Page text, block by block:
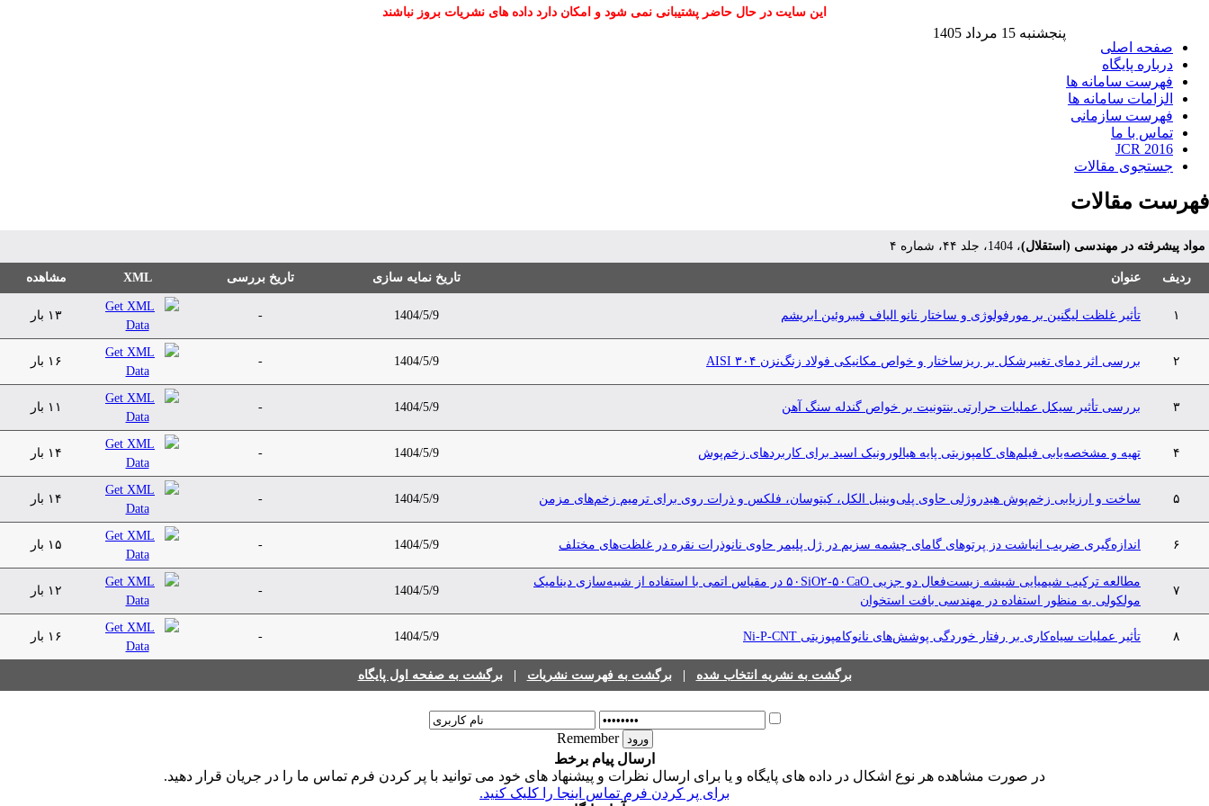
این سایت در حال حاضر پشتیبانی نمی شود و امکان دارد داده های نشریات بروز نباشند
صفحه اصلی
درباره پایگاه
فهرست سامانه ها
الزامات سامانه ها
فهرست سازمانی
تماس با ما
JCR 2016
جستجوی مقالات
پنجشنبه 15 مرداد 1405
فهرست مقالات
مواد پیشرفته در مهندسی (استقلال)، 1404، جلد ۴۴، شماره ۴
ردیف عنوان تاریخ نمایه سازی تاریخ بررسی XML مشاهده
۱ تأثیر غلظت لیگنین بر مورفولوژی و ساختار نانو الیاف فیبروئین ابریشم 1404/5/9
- ۱۳ بار
۲ بررسی اثر دمای تغییر‌شکل بر ریزساختار و خواص مکانیکی فولاد زنگ‌نزن AISI ۳۰۴ 1404/5/9
- ۱۶ بار
۳ بررسی تأثیر سیکل عملیات حرارتی بنتونیت بر خواص گندله سنگ آهن 1404/5/9
- ۱۱ بار
۴ تهیه و مشخصه‌یابی فیلم‌های کامپوزیتی پایه هیالورونیک اسید برای کاربردهای زخم‌پوش 1404/5/9
- ۱۴ بار
۵ ساخت و ارزیابی زخم‌پوش هیدروژلی حاوی پلی‌وینیل الکل، کیتوسان، فلکس و ذرات روی برای ترمیم زخم‌های مزمن 1404/5/9
- ۱۴ بار
۶ اندازه‌گیری ضریب انباشت دز پرتوهای گامای چشمه سزیم در ژل پلیمر حاوی نانوذرات نقره در غلظت‌های مختلف 1404/5/9
- ۱۵ بار
۷
مطالعه ترکیب شیمیایی شیشه زیست‌فعال دو جزیی ۵۰SiO۲-۵۰CaO در مقیاس اتمی با استفاده از شبیه‌سازی دینامیک
مولکولی به منظور استفاده در مهندسی بافت استخوان
1404/5/9
- ۱۲ بار
۸ تأثیر عملیات سیاه‌کاری بر رفتار خوردگی پوشش‌های نانوکامپوزیتی Ni-P-CNT 1404/5/9
- ۱۶ بار
برگشت به نشریه انتخاب شده |برگشت به فهرست نشریات |برگشت به صفحه اول پایگاه
Remember
ارسال پیام برخط
در صورت مشاهده هر نوع اشکال در داده های پایگاه و یا برای ارسال نظرات و پیشنهاد های خود می توانید با پر کردن فرم تماس ما را در جریان قرار دهید.
برای پر کردن فرم تماس اینجا را کلیک کنید.